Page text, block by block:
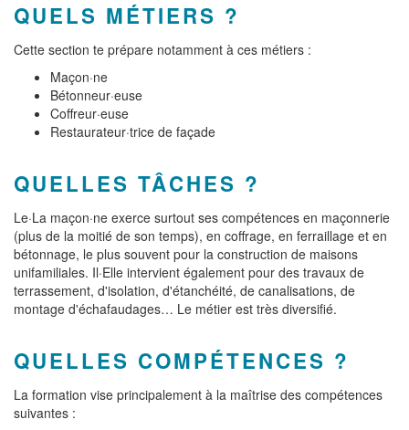
QUELS MÉTIERS ?
Cette section te prépare notamment à ces métiers :
Maçon·ne
Bétonneur·euse
Coffreur·euse
Restaurateur·trice de façade
QUELLES TÂCHES ?
Le·La maçon·ne exerce surtout ses compétences en maçonnerie
(plus de la moitié de son temps), en coffrage, en ferraillage et en
bétonnage, le plus souvent pour la construction de maisons
unifamiliales. Il·Elle intervient également pour des travaux de
terrassement, d'isolation, d'étanchéité, de canalisations, de
montage d'échafaudages… Le métier est très diversifié.
QUELLES COMPÉTENCES ?
La formation vise principalement à la maîtrise des compétences
suivantes :